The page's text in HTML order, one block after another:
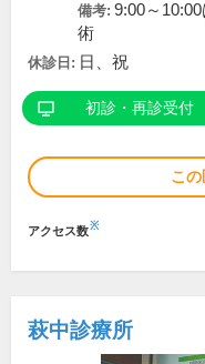
備考: 9:00～
術
休診日: 日、祝
初診・再診受付
こ
アクセス数※
萩中診療所